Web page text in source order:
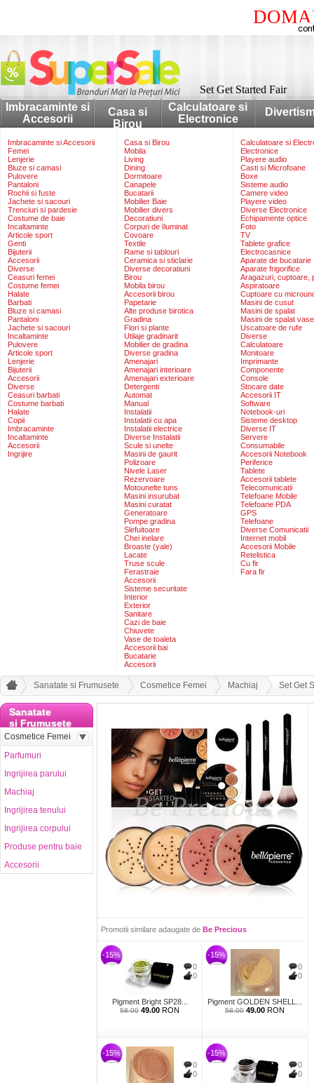
Set Get Started Fair
Imbracaminte si
Accesorii
Casa si
Birou
Calculatoare si
Electronice
Imbracaminte si Accesorii
Femei
Lenjerie
Bluze si camasi
Pulovere
Pantaloni
Rochii si fuste
Jachete si sacouri
Trenciuri si pardesie
Costume de baie
Incaltaminte
Articole sport
Genti
Bijuterii
Accesorii
Diverse
Ceasuri femei
Costume femei
Halate
Barbati
Bluze si camasi
Pantaloni
Jachete si sacouri
Incaltaminte
Pulovere
Articole sport
Lenjerie
Bijuterii
Accesorii
Diverse
Ceasuri barbati
Costume barbati
Halate
Copii
Imbracaminte
Incaltaminte
Accesorii
Ingrijire
Casa si Birou
Mobila
Living
Dining
Dormitoare
Canapele
Bucatarii
Mobilier Baie
Mobilier divers
Decoratiuni
Corpuri de Iluminat
Covoare
Textile
Rame si tablouri
Ceramica si sticlarie
Diverse decoratiuni
Birou
Mobila birou
Accesorii birou
Papetarie
Alte produse birotica
Gradina
Flori si plante
Utilaje gradinarit
Mobilier de gradina
Diverse gradina
Amenajari
Amenajari interioare
Amenajari exterioare
Detergenti
Automat
Manual
Instalatii
Instalatii cu apa
Instalatii electrice
Diverse Instalatii
Scule si unelte
Masini de gaurit
Polizoare
Nivele Laser
Rezervoare
Motounelte tuns
Masini insurubat
Masini curatat
Generatoare
Pompe gradina
Slefuitoare
Chei inelare
Broaste (yale)
Lacate
Truse scule
Ferastraie
Accesorii
Sisteme securitate
Interior
Exterior
Sanitare
Cazi de baie
Chiuvete
Vase de toaleta
Accesorii bai
Bucatarie
Accesorii
Calculatoare si
Electronice
Playere audio
Casti si Microfoane
Boxe
Sisteme audio
Camere video
Playere video
Diverse Electronice
Echipamente optice
Foto
TV
Tablete grafice
Electrocasnice
Aparate de bucatarie
Aparate frigorifice
Aragazuri, cuptoare,
Aspiratoare
Cuptoare cu
Masini de cusut
Masini de spalat
Masini de spalat vase
Uscatoare de rufe
Diverse
Calculatoare
Monitoare
Imprimante
Componente
Console
Stocare date
Accesorii IT
Software
Notebook-uri
Sisteme desktop
Diverse IT
Servere
Consumabile
Accesorii Notebook
Periferice
Tablete
Accesorii tablete
Telecomunicatii
Telefoane Mobile
Telefoane PDA
GPS
Telefoane
Diverse Comunicatii
Internet mobil
Accesorii Mobile
Retelistica
Cu fir
Fara fir
Sanatate si Frumusete Cosmetice Femei Machiaj Set Get
Promotii similare adaugate de Be Precious
-15%
0
0
Pigment Bright SP28...
58.00 49.00 RON
-15%
0
0
Pigment GOLDEN SHELL...
58.00 49.00 RON
-15%
0
0
-15%
0
0
Sanatate
si Frumusete
Cosmetice Femei
Parfumuri
Ingrijirea parului
Machiaj
Ingrijirea tenului
Ingrijirea corpului
Produse pentru baie
Accesorii